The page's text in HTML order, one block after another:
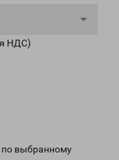
НДС)
выбранному